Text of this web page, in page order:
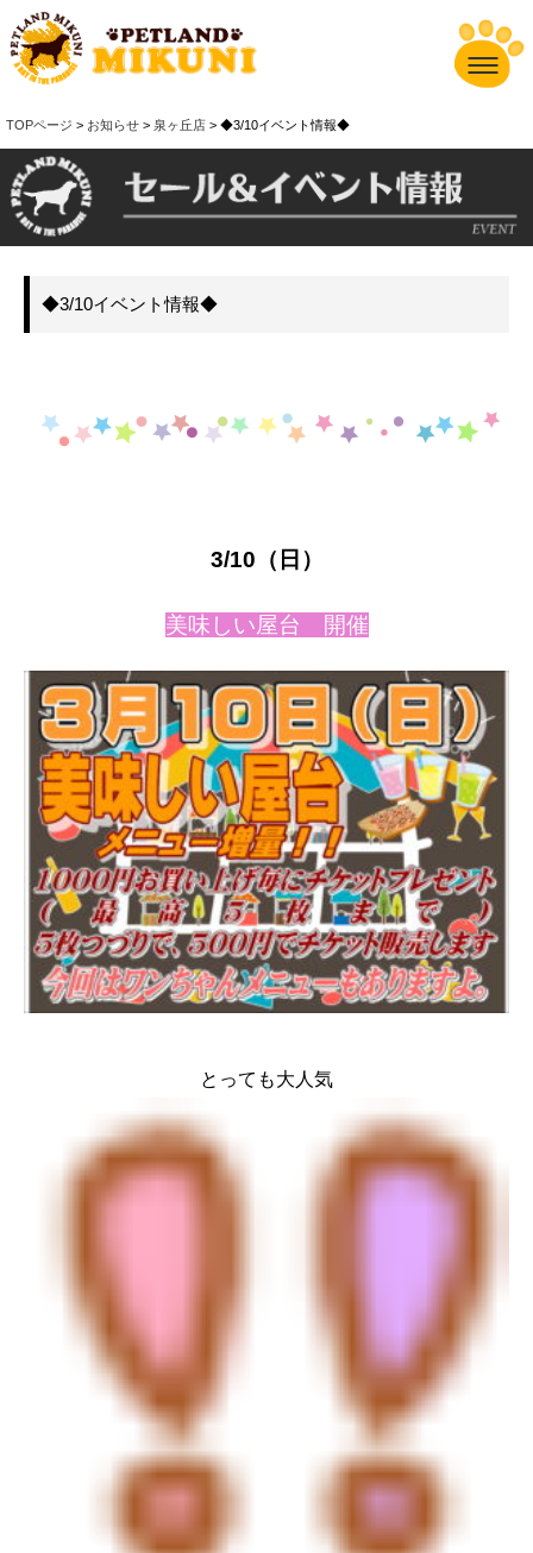
TOPページ > お知らせ > 泉ヶ丘店 > ◆3/10イベント情報◆
◆3/10イベント情報◆
3/10 （日）
美味しい屋台 開催
とっても大人気